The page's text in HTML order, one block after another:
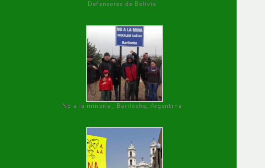
Defensoras de Bolivia
No a la minería , Bariloche, Argentina